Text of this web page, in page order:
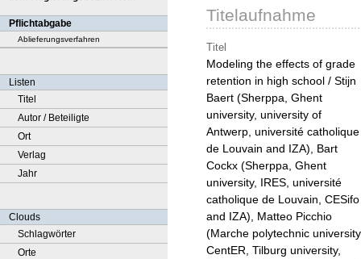
Pflichtabgabe
Ablieferungsverfahren
Listen
Titel
Autor / Beteiligte
Ort
Verlag
Jahr
Clouds
Schlagwörter
Orte
Titelaufnahme
Titel
Modeling the effects of grade
retention in high school / Stijn
Baert (Sherppa, Ghent
university, university of
Antwerp, université catholique
de Louvain and IZA), Bart
Cockx (Sherppa, Ghent
university, IRES, université
catholique de Louvain, CESifo
and IZA), Matteo Picchio
(Marche polytechnic
CentER, Tilburg university,